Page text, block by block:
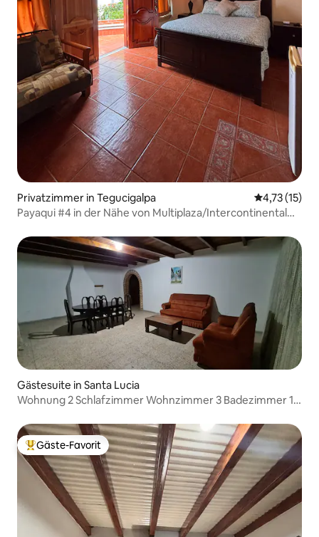
Privatzimmer in Tegucigalpa
4,73 (15)
Payaqui #4 in der Nähe von Multiplaza/Intercontinental
Gästesuite in Santa Lucia
Wohnung 2 Schlafzimmer Wohnzimmer 3 Badezimmer 1
Beliebter Gäste-Favorit.
Gäste-Favorit